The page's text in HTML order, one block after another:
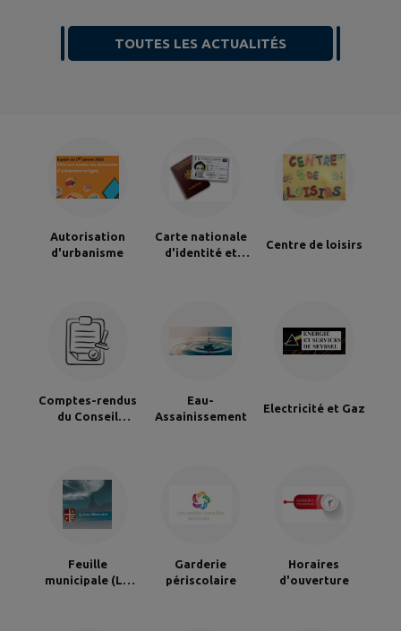
TOUTES LES ACTUALITÉS
Autorisation
d'urbanisme
Carte nationale
d'identité et
Centre de loisirs
Comptes-rendus
du Conseil
Eau-
Assainissement
Electricité et Gaz
Feuille
municipale (Le
Garderie
périscolaire
Horaires
d'ouverture